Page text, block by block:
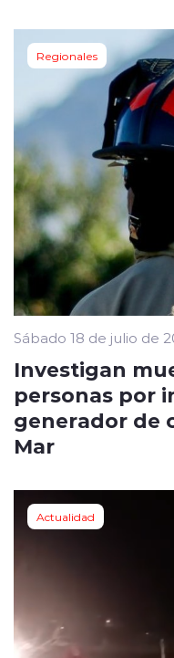
Regionales
Sábado 18 de julio de
Investigan
personas por
generador de
Mar
Actualidad